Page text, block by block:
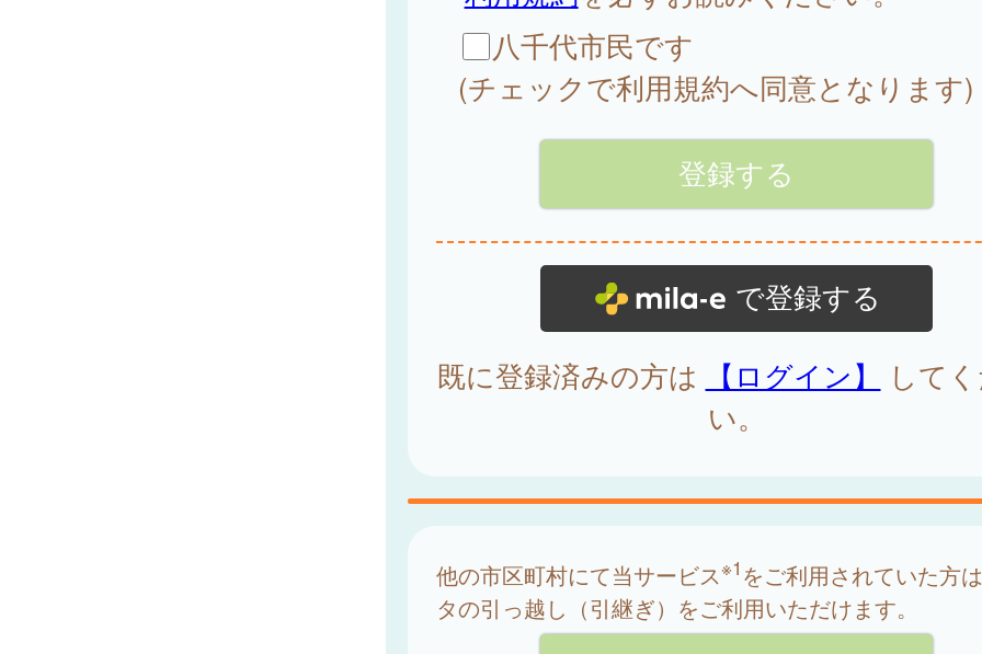
八千代市民です
(チェックで利用規約へ同意となります)
で登録する
既に登録済みの方は 【ログイン】
して
い。
他の市区町村にて当サービス※1 をご利用されていた方
タの引っ越し（引継ぎ）をご利用いただけます。